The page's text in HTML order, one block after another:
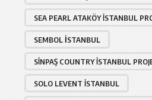
SEA PEARL ATAKÖY İSTANBUL
SEMBOL İSTANBUL
SINPAŞ COUNTRY İSTANBUL
SOLO LEVENT İSTANBUL